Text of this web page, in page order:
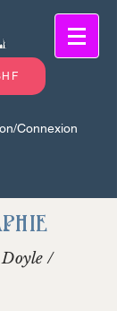
Connexion
/